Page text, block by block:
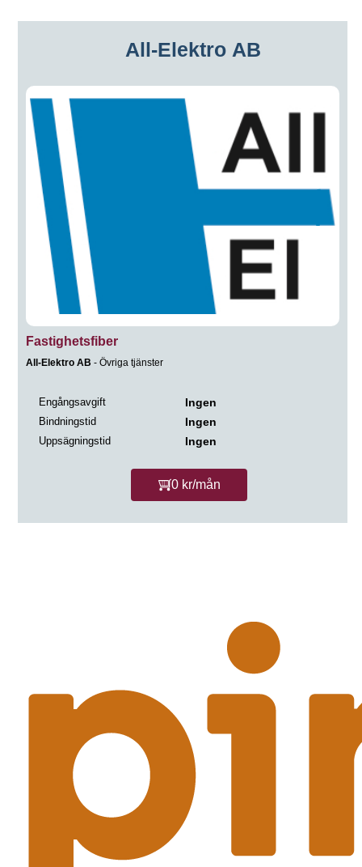
All-Elektro AB
Fastighetsfiber
All-Elektro AB - Övriga tjänster
Engångsavgift Ingen
Bindningstid Ingen
Uppsägningstid Ingen
0 kr/mån